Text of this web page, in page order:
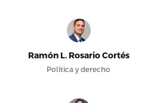
Ramón L. Rosario Cortés
Política y derecho